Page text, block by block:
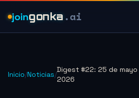
joingonka .ai
Inicio/Noticias/
Digest #22: 25 de mayo
2026